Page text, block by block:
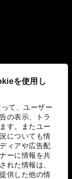
を使用し
て、ユーザー
の表示、トラ
す。またユー
についても情
ィアや広告配
ーに情報を共
れた情報は、
供した他の情